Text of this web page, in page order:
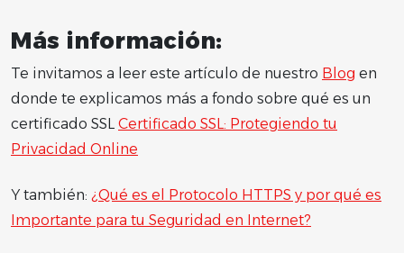
Más información:
Te invitamos a leer este artículo de nuestro Blog en
donde te explicamos más a fondo sobre qué es un
certificado SSL Certificado SSL: Protegiendo tu
Privacidad Online
Y también: ¿Qué es el Protocolo HTTPS y por qué es
Importante para tu Seguridad en Internet?